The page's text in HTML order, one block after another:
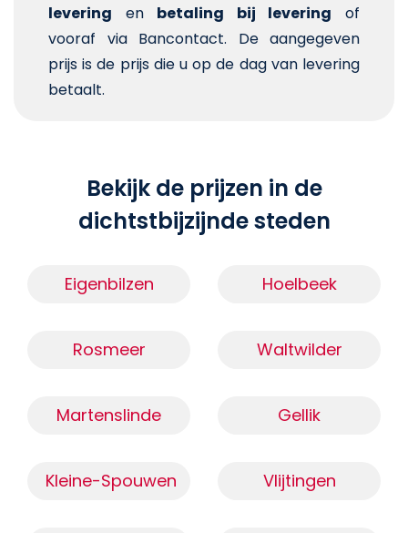
levering en betaling bij levering of
vooraf via Bancontact. De aangegeven
prijs is de prijs die u op de dag van levering
betaalt.
Bekijk de prijzen in de
dichtstbijzijnde steden
Eigenbilzen Hoelbeek
Rosmeer Waltwilder
Martenslinde Gellik
Kleine-Spouwen Vlijtingen